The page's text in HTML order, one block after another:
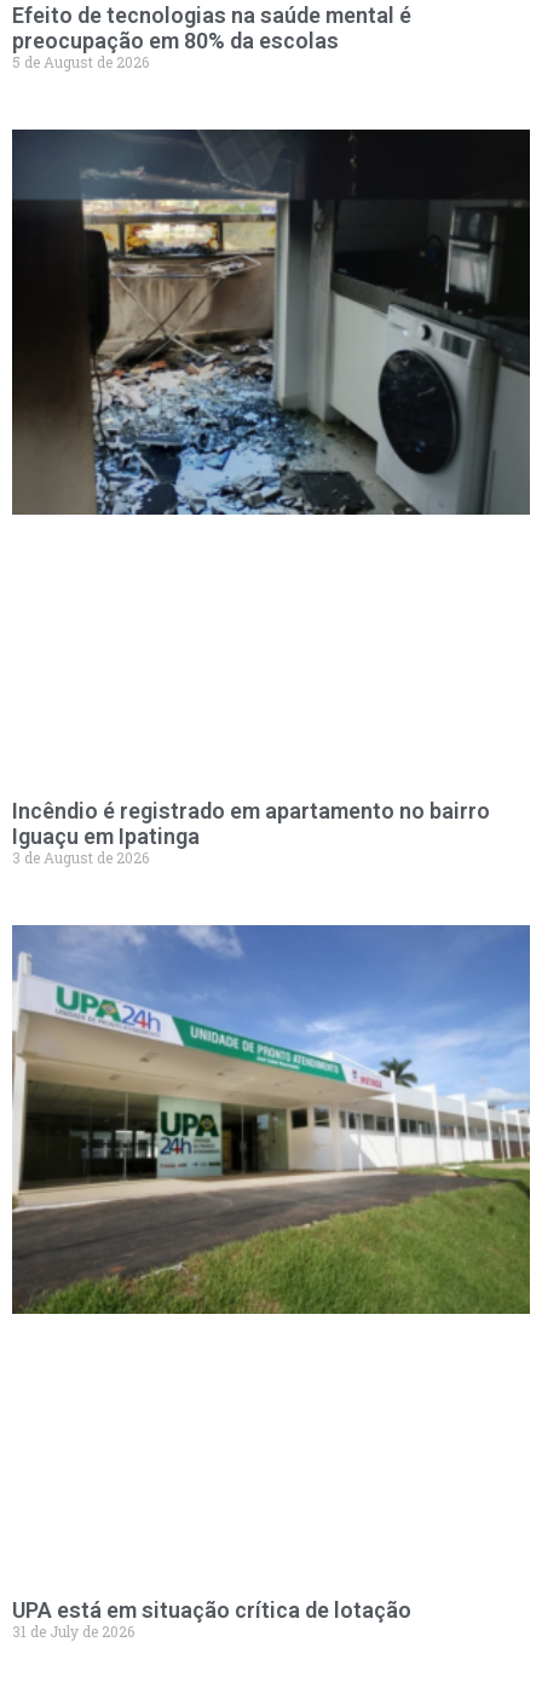
Efeito de tecnologias na saúde mental é
preocupação em 80% da escolas
5 de August de 2026
Incêndio é registrado em apartamento no bairro
Iguaçu em Ipatinga
3 de August de 2026
UPA está em situação crítica de lotação
31 de July de 2026